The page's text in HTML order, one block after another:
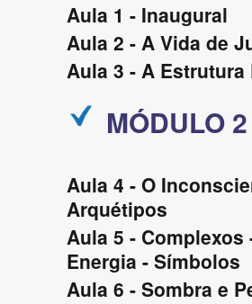
Aula 1 - Inaugural
Aula 2 - A Vida de
Aula 3 - A Estrutura
MÓDULO 2
Aula 4 - O
Arquétipos
Aula 5 - Complexos
Energia - Símbolos
Aula 6 - Sombra e